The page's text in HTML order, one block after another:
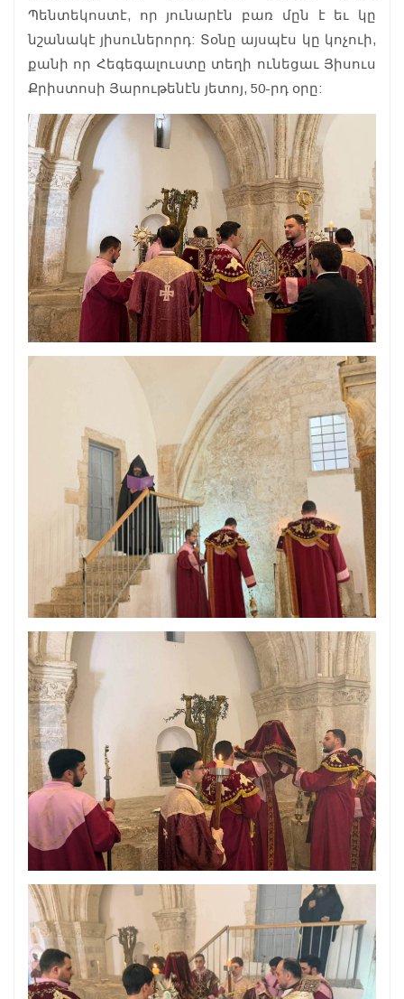
Պենտեկոստէ, որ յունարէն բառ մըն է եւ կը
նշանակէ յիսուներորդ: Տօնը այսպէս կը կոչուի,
քանի որ Հեգեգալուստը տեղի ունեցաւ Յիսուս
Քրիստոսի Յարութենէն յետոյ, 50-րդ օրը: